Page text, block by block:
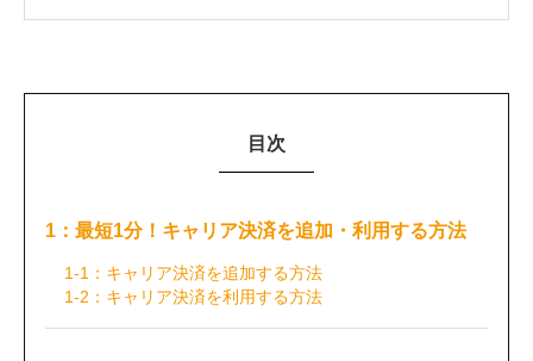
目次
1：最短1分！キャリア決済を追加・利用する方法
1-1：キャリア決済を追加する方法
1-2：キャリア決済を利用する方法